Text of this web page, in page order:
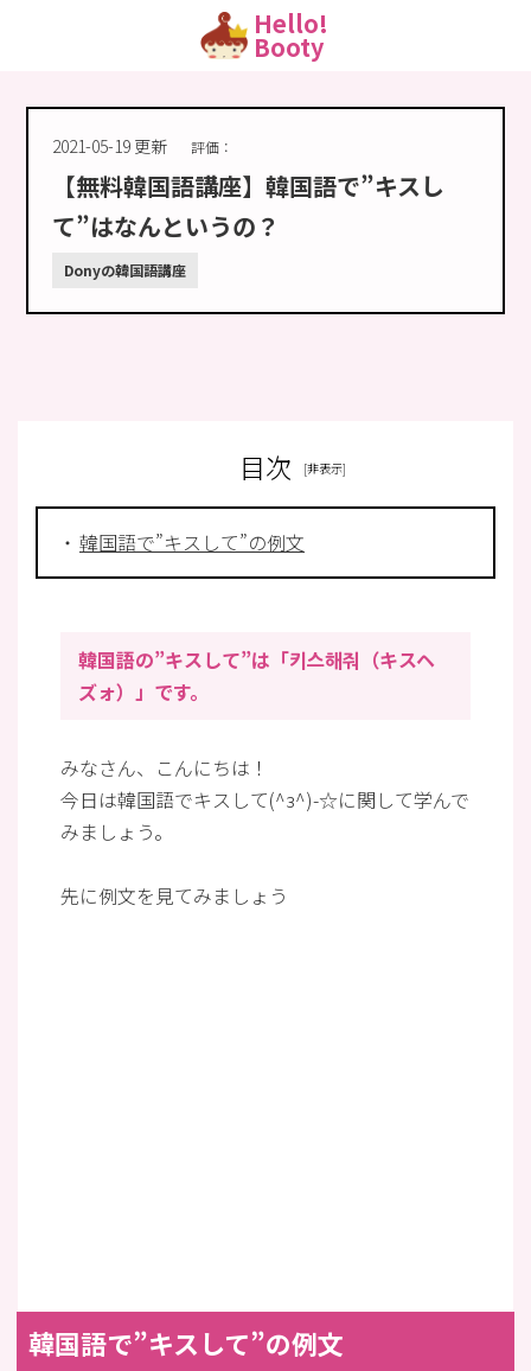
Hello!
Booty
2021-05-19 更新 評価：
【無料韓国語講座】韓国語で”キスし
て”はなんというの？
Donyの韓国語講座
目次
韓国語で”キスして”の例文
韓国語の”キスして”は「키스해줘（キスヘ
ズォ）」です。
みなさん、こんにちは！
今日は韓国語でキスして(^з^)-☆に関して学んで
みましょう。
先に例文を見てみましょう
韓国語で”キスして”の例文